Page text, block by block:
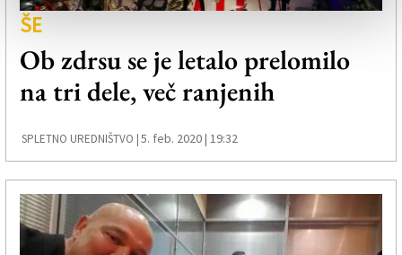
ŠE
Ob zdrsu se je letalo prelomilo
na tri dele, več ranjenih
SPLETNO UREDNIŠTVO |5. feb. 2020 | 19:32